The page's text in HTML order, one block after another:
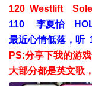
120 Westlift
110 李夏怡
最近心情低落，
PS:分享下我的游
大部分都是英文歌